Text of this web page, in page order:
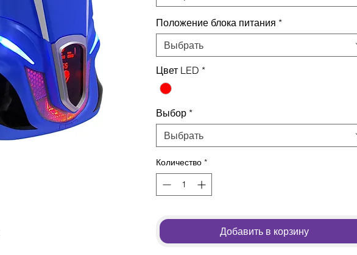
Положение блока питания *
Выбрать
Цвет LED *
Выбор *
Выбрать
Количество *
Добавить в корзину